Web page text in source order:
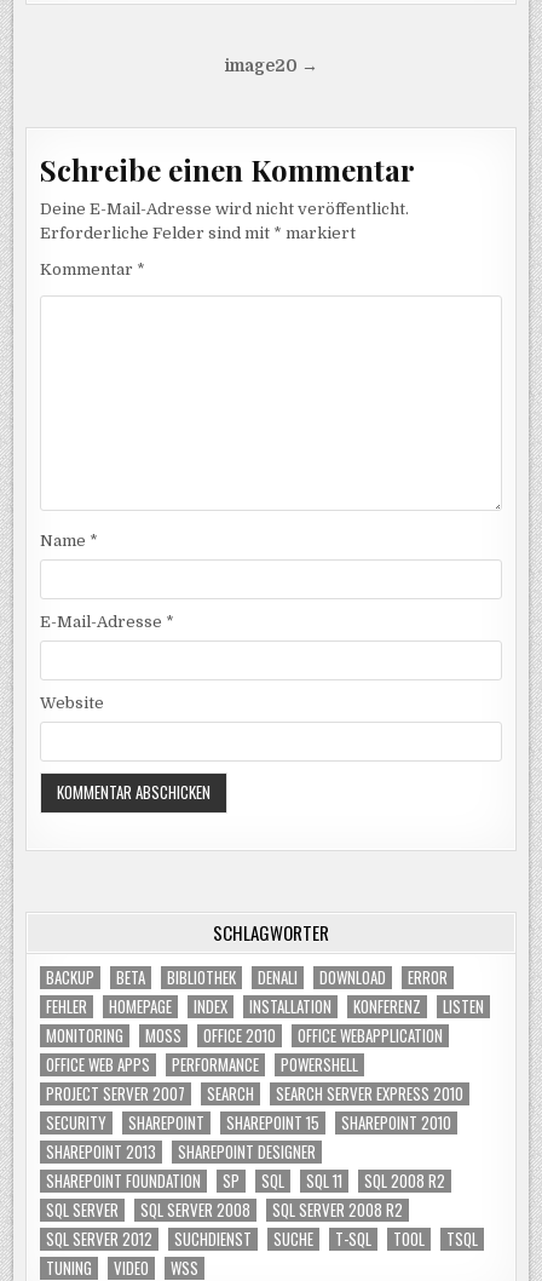
Beitragsnavigation
image20 →
Schreibe einen Kommentar
Deine E-Mail-Adresse wird nicht veröffentlicht.
Erforderliche Felder sind mit * markiert
Kommentar *
Name *
E-Mail-Adresse *
Website
SCHLAGWÖRTER
BACKUP BETA BIBLIOTHEK DENALI DOWNLOAD
ERROR
FEHLER
HOMEPAGE INDEX INSTALLATION KONFERENZ
LISTEN
MONITORING
MOSS OFFICE 2010
OFFICE WEBAPPLICATION
OFFICE WEB APPS
PERFORMANCE
POWERSHELL
PROJECT SERVER 2007
SEARCH
SEARCH SERVER EXPRESS 2010
SECURITY
SHAREPOINT SHAREPOINT 15
SHAREPOINT 2010
SHAREPOINT 2013
SHAREPOINT DESIGNER
SHAREPOINT FOUNDATION
SP SQL SQL 11
SQL 2008 R2
SQL SERVER
SQL SERVER 2008
SQL SERVER 2008 R2
SQL SERVER 2012
SUCHDIENST SUCHE T-SQL TOOL
TSQL
TUNING
VIDEO WSS